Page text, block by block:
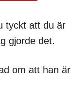
tyckt att du är
gjorde det.
om att han är